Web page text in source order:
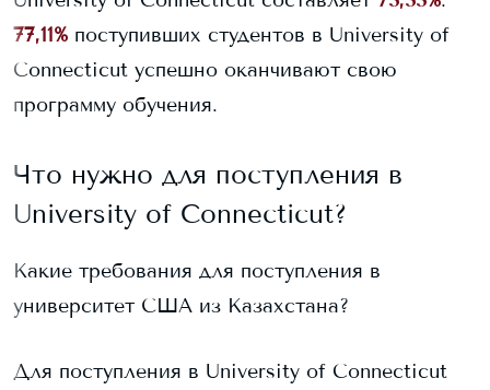
77,11% поступивших студентов в University of
Connecticut успешно оканчивают свою
программу обучения.
Что нужно для поступления в
University of Connecticut?
Какие требования для поступления в
университет США из Казахстана?
Для поступления в University of Connecticut